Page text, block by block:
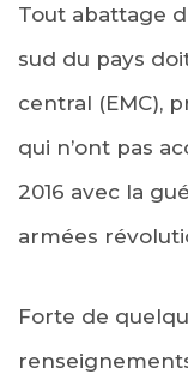
Tout abattage
sud du pays
central (EMC),
qui n’ont pas
2016 avec la
armées
Forte de